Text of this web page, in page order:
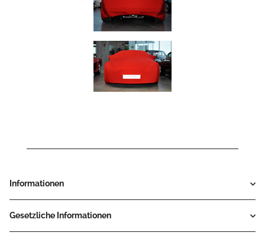
Informationen
Gesetzliche Informationen